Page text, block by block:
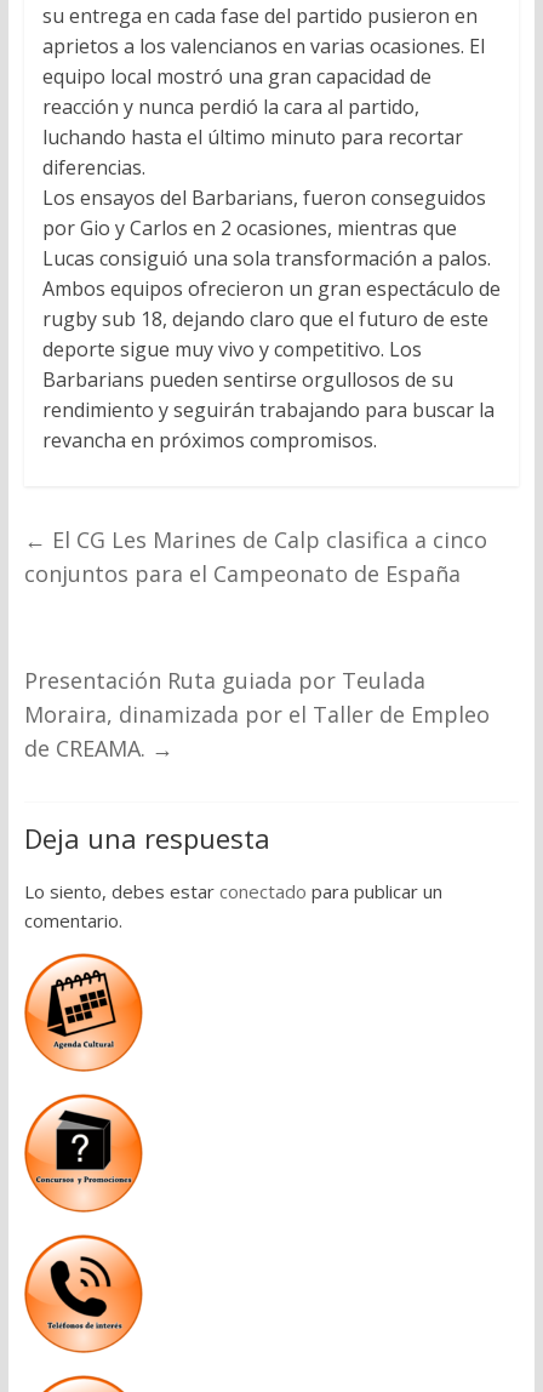
su entrega en cada fase del partido pusieron en
aprietos a los valencianos en varias ocasiones. El
equipo local mostró una gran capacidad de
reacción y nunca perdió la cara al partido,
luchando hasta el último minuto para recortar
diferencias.
Los ensayos del Barbarians, fueron conseguidos
por Gio y Carlos en 2 ocasiones, mientras que
Lucas consiguió una sola transformación a palos.
Ambos equipos ofrecieron un gran espectáculo de
rugby sub 18, dejando claro que el futuro de este
deporte sigue muy vivo y competitivo. Los
Barbarians pueden sentirse orgullosos de su
rendimiento y seguirán trabajando para buscar la
revancha en próximos compromisos.
← El CG Les Marines de Calp clasifica a cinco
conjuntos para el Campeonato de España
Presentación Ruta guiada por Teulada
Moraira, dinamizada por el Taller de Empleo
de CREAMA. →
Deja una respuesta
Lo siento, debes estar conectado para publicar un
comentario.